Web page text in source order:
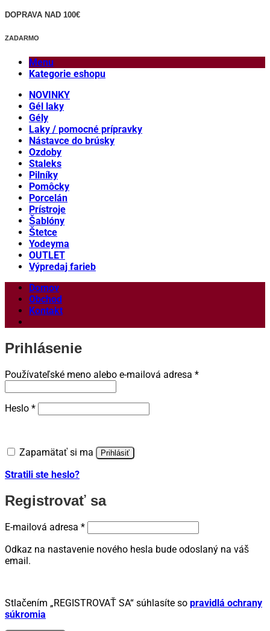
DOPRAVA NAD 100€
ZADARMO
Menu
Kategorie eshopu
NOVINKY
Gél laky
Gély
Laky / pomocné prípravky
Nástavce do brúsky
Ozdoby
Staleks
Pilníky
Pomôcky
Porcelán
Prístroje
Šablóny
Štetce
Yodeyma
OUTLET
Výpredaj farieb
Domov
Obchod
Kontakt
Prihlásenie
Používateľské meno alebo e-mailová adresa *Povinné
Heslo *Povinné
Zapamätať si ma Prihlásiť
Stratili ste heslo?
Registrovať sa
E-mailová adresa *Povinné
Odkaz na nastavenie nového hesla bude odoslaný na váš
email.
Stlačením „REGISTROVAŤ SA“ súhlasíte so pravidlá ochrany
súkromia